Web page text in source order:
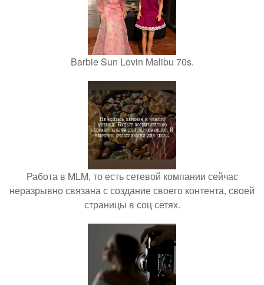
Barbie Sun Lovin Malibu 70s.
Работа в MLM, то есть сетевой компании сейчас
неразрывно связана с создание своего контента, своей
страницы в соц сетях.